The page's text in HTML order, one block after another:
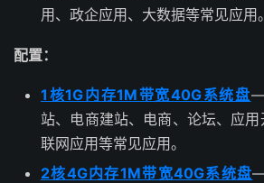
用、政企应用、大数据等常见应用。
配置：
1核1G内存1M带宽40G系统盘
站、电商建站、电商、论坛、应
联网应用等常见应用。
2核4G内存1M带宽40G系统盘